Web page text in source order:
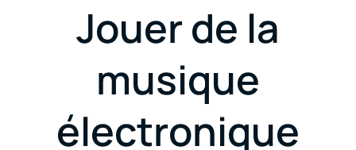
Jouer de la
musique
électronique